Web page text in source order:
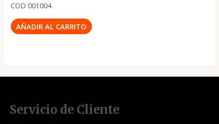
COD 001004
AÑADIR AL CARRITO
Servicio de Cliente